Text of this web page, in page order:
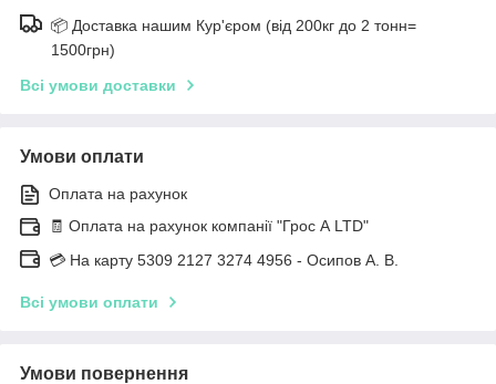
📦 Доставка нашим Кур'єром (від 200кг до 2 тонн=
1500грн)
Всі умови доставки
Умови оплати
Оплата на рахунок
🧾 Оплата на рахунок компанії "Грос А LTD"
💳 На карту 5309 2127 3274 4956 - Осипов А. В.
Всі умови оплати
Умови повернення